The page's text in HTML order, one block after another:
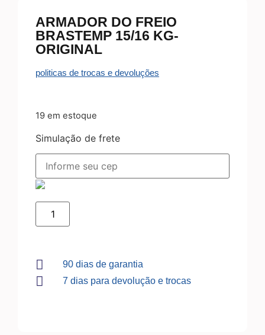
ARMADOR DO FREIO
BRASTEMP 15/16 KG-
ORIGINAL
politicas de trocas e devoluções
19 em estoque
Simulação de frete
90 dias de garantia
7 dias para devolução e trocas